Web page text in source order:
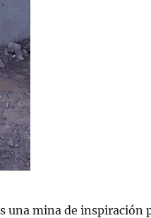
una mina de inspiración